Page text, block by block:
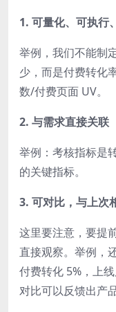
1. 可量化、可执行
举例，我们不能制
少，而是付费转化
数/付费页面 UV。
2. 与需求直接关联
举例：考核指标是
的关键指标。
3. 可对比，与上次
这里要注意，要提
直接观察。举例，
付费转化 5%，上
对比可以反馈出产